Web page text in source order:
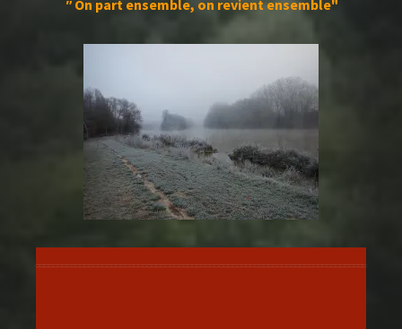
" On part ensemble, on revient ensemble"